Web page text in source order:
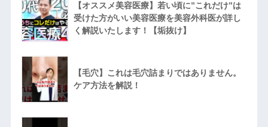
【オススメ美容医療】若い頃に”これだけ”は
受けた方がいい美容医療を美容外科医が詳し
く解説いたします！【垢抜け】
【毛穴】これは毛穴詰まりではありません。
ケア方法を解説！